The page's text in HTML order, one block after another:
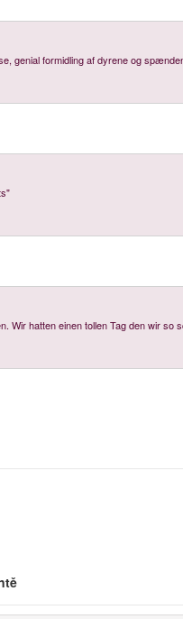
genial formidling af dyrene og
Wir hatten einen tollen Tag den wir so